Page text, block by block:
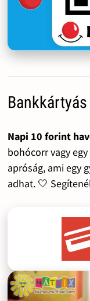
Napi 10 forint
bohócorr vagy
apróság, ami egy
adhat. 🤍